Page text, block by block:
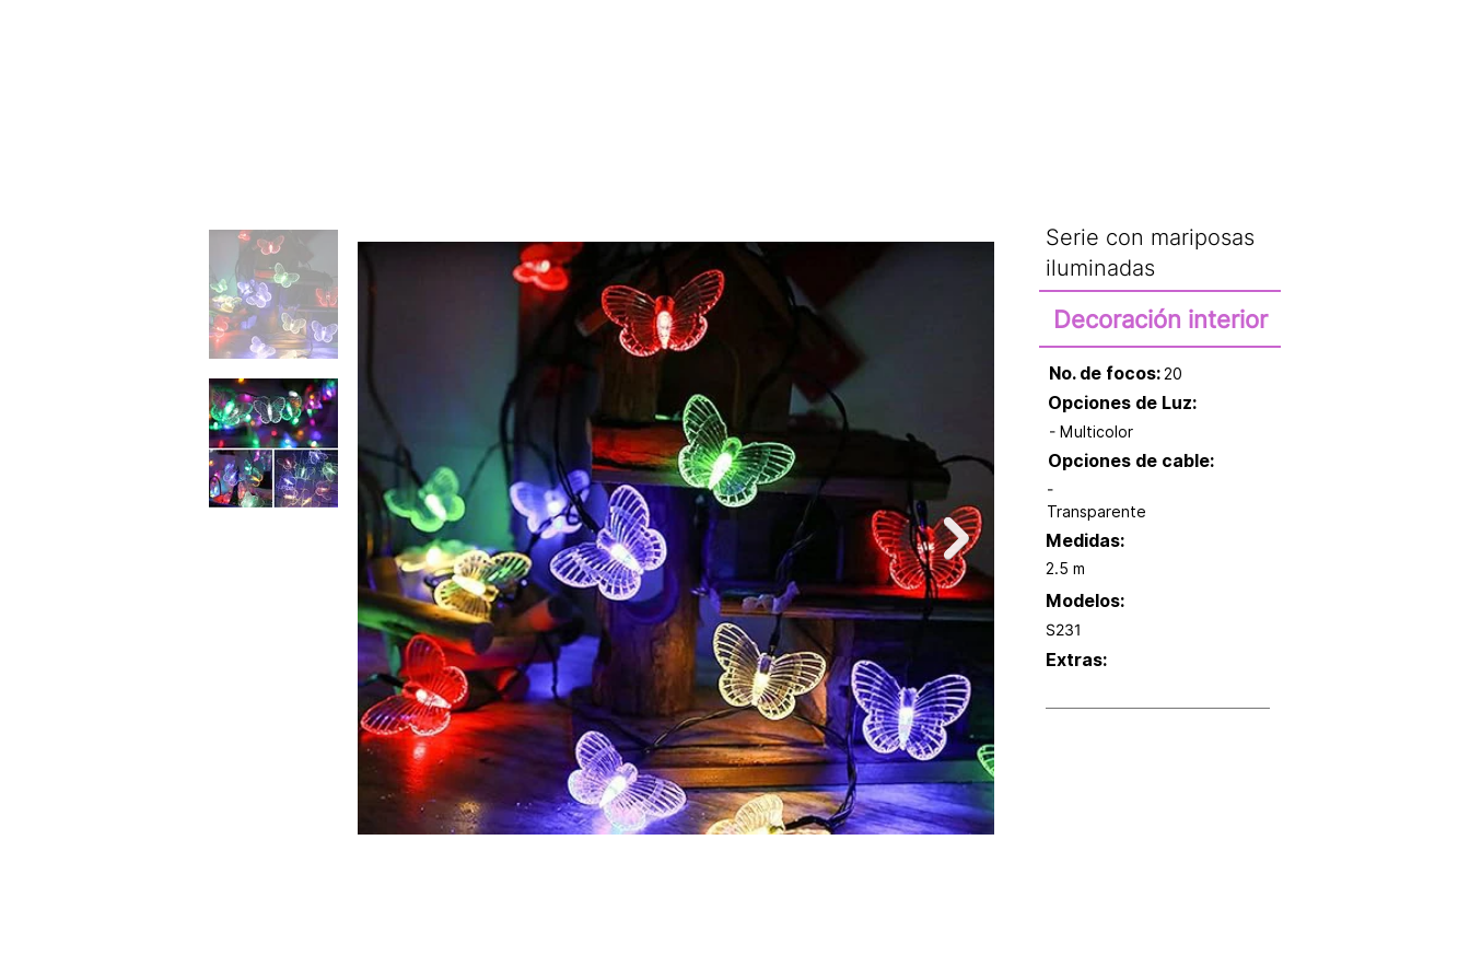
Serie con mariposas
iluminadas
Decoración interior
No. de focos: 20
Opciones de Luz:
- Multicolor
Opciones de cable:
-
Transparente
Medidas:
2.5 m
Modelos:
S231
Extras: